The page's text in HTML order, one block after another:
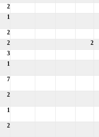
2
1
2
2
2
3
1
7
2
1
2